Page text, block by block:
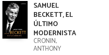
SAMUEL
BECKETT, EL
ÚLTIMO
MODERNISTA
CRONIN,
ANTHONY